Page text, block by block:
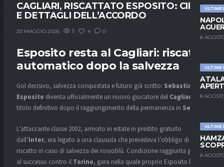
ULTIME
8
ULTIME
8
ULTIME
8
CAGLIARI, RISCATTATO ESPOSITO: CIFRE
E DETTAGLI DELL’ACCORDO
20 MAGGIO 2026 5 4 0
Esposito resta al Cagliari: riscatto
automatico dopo la salvezza
Gol decisivo, salvezza conquistata e futuro già scritto: Sebastiano
Esposito diventa ufficialmente un nuovo giocatore del Cagliari
titolo definitivo dopo il raggiungimento della permanenza in Serie A
L’attaccante classe 2002, arrivato in estate in prestito gratuito
dall’Inter, era legato a una clausola che prevedeva l’obbligo di
riscatto in caso di salvezza dei rossoblù. Condizione raggiunta grazie
al successo contro il Torino, gara nella quale proprio Esposito ha